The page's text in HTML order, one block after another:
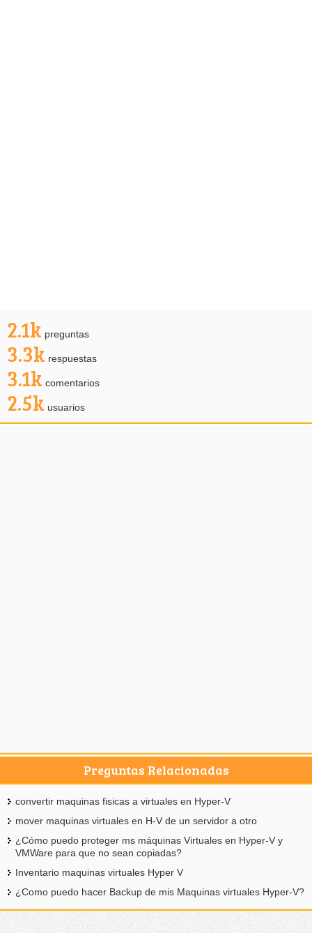
2.1k preguntas
3.3k respuestas
3.1k comentarios
2.5k usuarios
Preguntas Relacionadas
convertir maquinas fisicas a virtuales en Hyper-V
mover maquinas virtuales en H-V de un servidor a otro
¿Cómo puedo proteger ms máquinas Virtuales en Hyper-V y
VMWare para que no sean copiadas?
Inventario maquinas virtuales Hyper V
¿Como puedo hacer Backup de mis Maquinas virtuales Hyper-V?